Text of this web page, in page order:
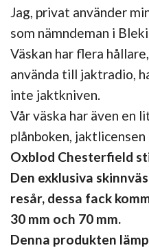
Jag, privat använder
som nämndeman i
Väskan har flera
använda till jaktradio,
inte jaktkniven.
Vår väska har även en
plånboken, jaktlicensen
Oxblod Chesterfield
Den exklusiva
resår, dessa fack
30 mm och 70 mm.
Denna produkten